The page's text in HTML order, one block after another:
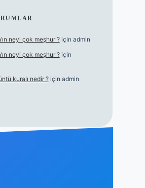
neyi çok meşhur ?için admin
neyi çok meşhur ?için
kuralı nedir ?için admin